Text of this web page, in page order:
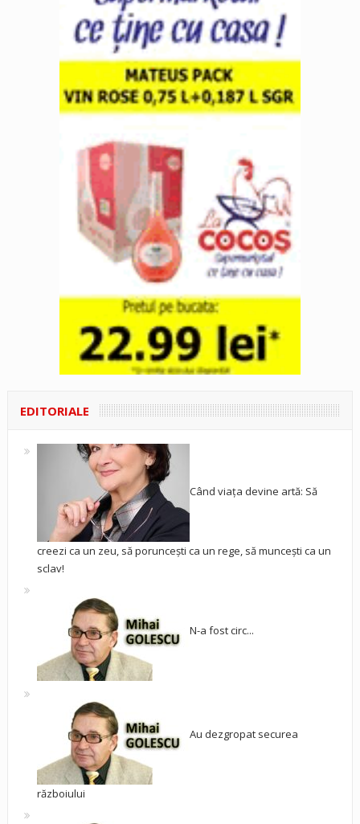
EDITORIALE
Când viața devine artă: Să
creezi ca un zeu, să poruncești ca un rege, să muncești ca un
sclav!
N-a fost circ...
Au dezgropat securea
războiului